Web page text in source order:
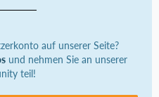
auf unserer Seite?
und nehmen Sie an unserer
teil!